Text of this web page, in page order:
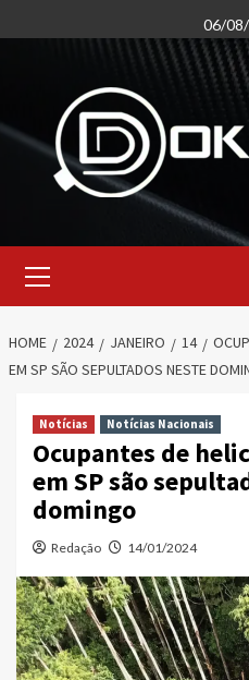
to
06/
Menu
HOME 2024 JANEIRO 14
EM SP SÃO SEPULTADOS NESTE
Notícias Notícias Nacionais
Ocupantes de
em SP são
domingo
Redação 14/01/2024